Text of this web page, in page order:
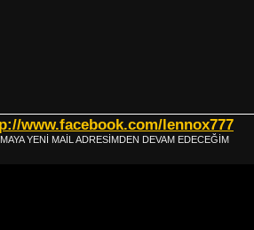
www.facebook.com/lennox777
YENİ MAİL ADRESİMDEN DEVAM EDECEĞİM